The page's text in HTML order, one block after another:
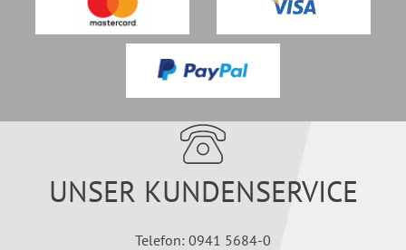
UNSER KUNDENSERVICE
Telefon: 0941 5684-0